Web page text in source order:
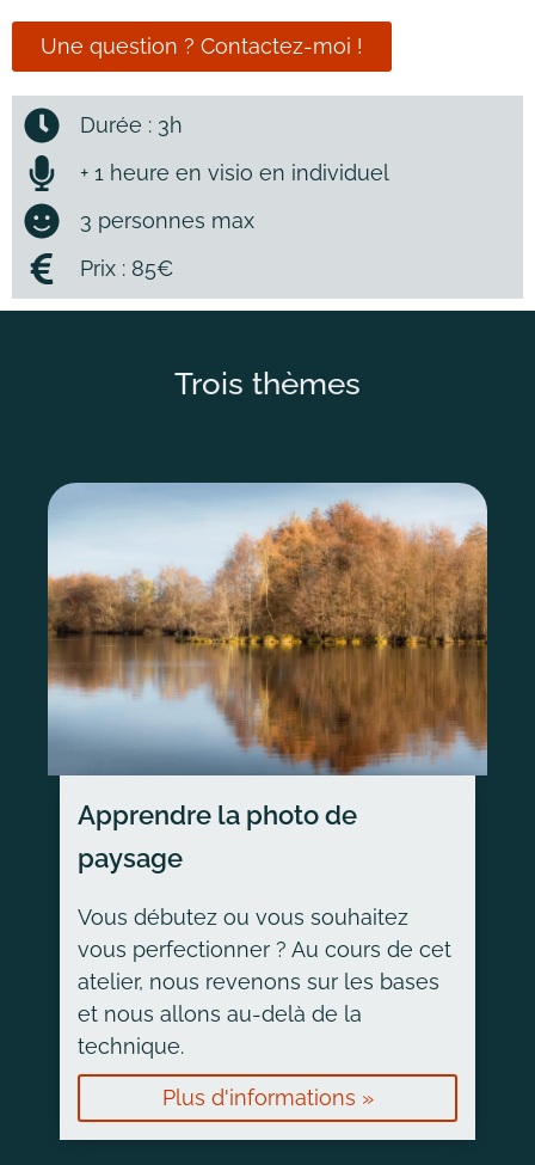
Une question ? Contactez-moi !
Durée : 3h
+ 1 heure en visio en individuel
3 personnes max
Prix : 85€
Trois thèmes
Apprendre la photo de
paysage
Vous débutez ou vous souhaitez
vous perfectionner ? Au cours de cet
atelier, nous revenons sur les bases
et nous allons au-delà de la
technique.
Plus d'informations »